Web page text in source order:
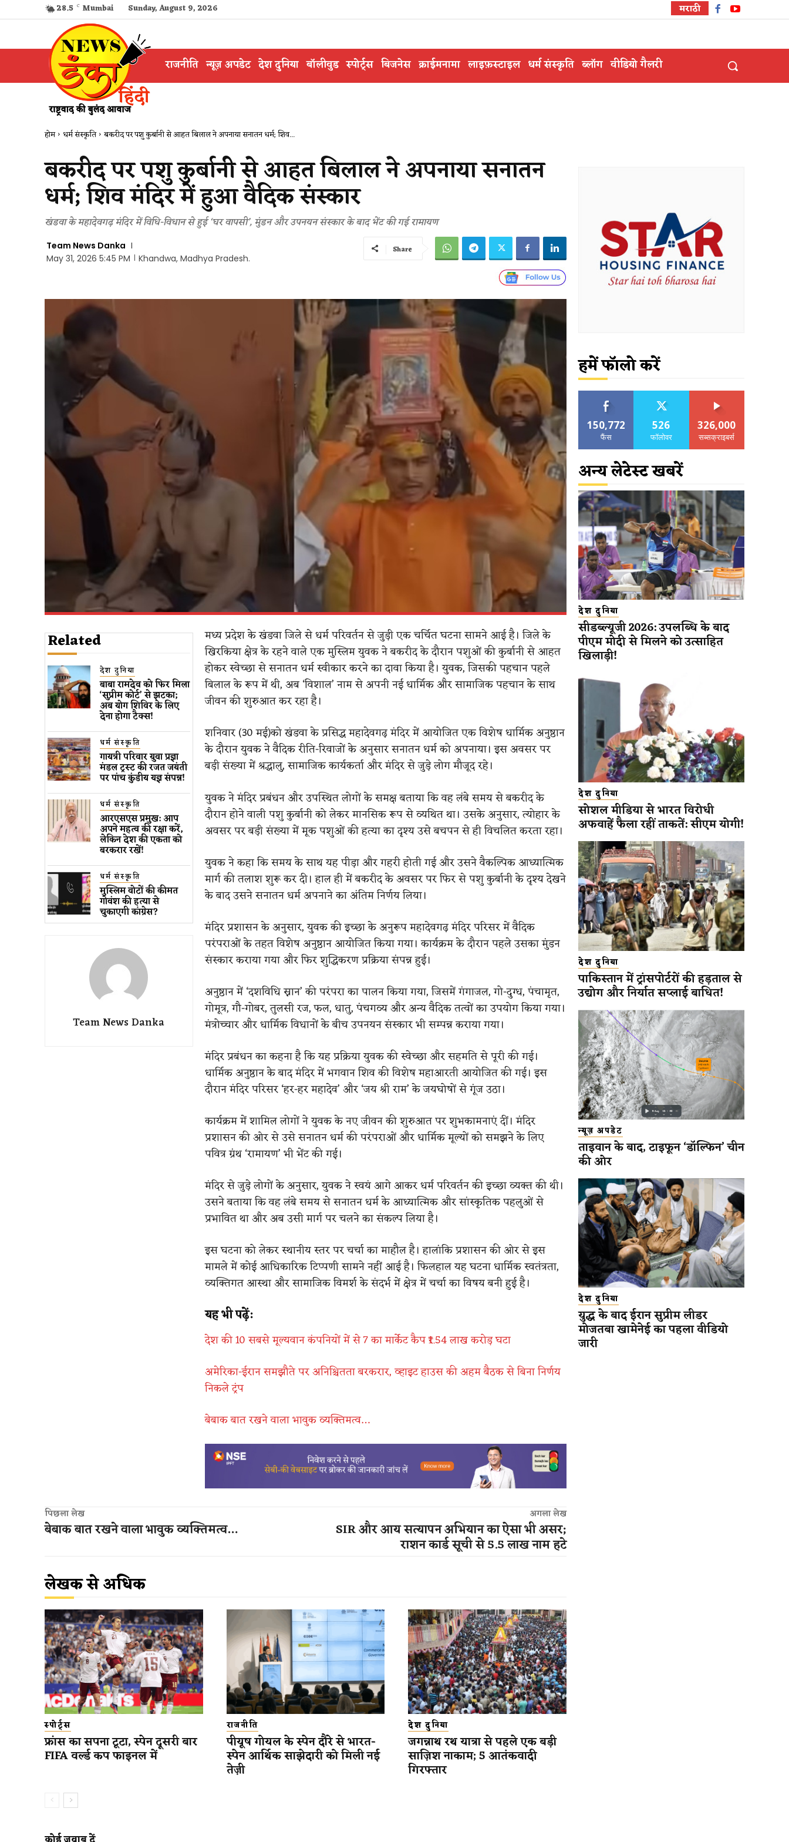
28.5 C Mumbai Sunday, August 9, 2026 मराठी
राजनीति न्यूज़ अपडेट देश दुनिया बॉलीवुड स्पोर्ट्स बिजनेस क्राईमनामा लाइफ़स्टाइल धर्म संस्कृति ब्लॉग वीडियो गैलरी
होम धर्म संस्कृति बकरीद पर पशु कुर्बानी से आहत बिलाल ने अपनाया सनातन धर्म; शिव...
बकरीद पर पशु कुर्बानी से आहत बिलाल ने अपनाया सनातन
धर्म; शिव मंदिर में हुआ वैदिक संस्कार
खंडवा के महादेवगढ़ मंदिर में विधि-विधान से हुई ‘घर वापसी’, मुंडन और उपनयन संस्कार के बाद भेंट की गई रामायण
Team News Danka
May 31, 2026 5:45 PM
Khandwa, Madhya Pradesh.
Share
Related
देश दुनिया
बाबा रामदेव को फिर मिला
‘सुप्रीम कोर्ट’ ​से​ झटका;
अब योग शिविर के लिए
देना होगा टैक्स​!
धर्म संस्कृति
गायत्री परिवार युवा प्रज्ञा
मंडल ट्रस्ट की रजत जयंती
पर पांच कुंडीय यज्ञ संपन्न!
धर्म संस्कृति
आरएसएस प्रमुख: आप
अपने महत्व की रक्षा करें,
लेकिन देश की एकता को
बरकरार रखें!
धर्म संस्कृति
मुस्लिम वोटों की कीमत
गोवंश की हत्या से
चुकाएगी कांग्रेस?
Team News Danka
मध्य प्रदेश के खंडवा जिले से धर्म परिवर्तन से जुड़ी एक चर्चित घटना सामने आई है। जिले के
खिरकिया क्षेत्र के रहने वाले एक मुस्लिम युवक ने बकरीद के दौरान पशुओं की कुर्बानी से आहत
होकर स्वेच्छा से सनातन धर्म स्वीकार करने का दावा किया है। युवक, जिसकी पहचान पहले
बिलाल के रूप में थी, अब ‘विशाल’ नाम से अपनी नई धार्मिक और सामाजिक पहचान के साथ
जीवन की शुरुआत कर रहा है।
शनिवार (30 मई)को खंडवा के प्रसिद्ध महादेवगढ़ मंदिर में आयोजित एक विशेष धार्मिक अनुष्ठान
के दौरान युवक ने वैदिक रीति-रिवाजों के अनुसार सनातन धर्म को अपनाया। इस अवसर पर
बड़ी संख्या में श्रद्धालु, सामाजिक कार्यकर्ता और मंदिर से जुड़े लोग मौजूद रहे।
युवक ने मंदिर प्रबंधन और उपस्थित लोगों के समक्ष बताया कि वह लंबे समय से बकरीद के
दौरान होने वाली पशु कुर्बानी को लेकर मानसिक रूप से व्यथित था। उसके अनुसार, त्योहार के
अवसर पर बड़ी संख्या में मूक पशुओं की हत्या का दृश्य उसे बचपन से ही विचलित करता रहा।
युवक ने कहा कि समय के साथ यह पीड़ा और गहरी होती गई और उसने वैकल्पिक आध्यात्मिक
मार्ग की तलाश शुरू कर दी। हाल ही में बकरीद के अवसर पर फिर से पशु कुर्बानी के दृश्य देखने
के बाद उसने सनातन धर्म अपनाने का अंतिम निर्णय लिया।
मंदिर प्रशासन के अनुसार, युवक की इच्छा के अनुरूप महादेवगढ़ मंदिर परिसर में वैदिक
परंपराओं के तहत विशेष अनुष्ठान आयोजित किया गया। कार्यक्रम के दौरान पहले उसका मुंडन
संस्कार कराया गया और फिर शुद्धिकरण प्रक्रिया संपन्न हुई।
अनुष्ठान में ‘दशविधि स्नान’ की परंपरा का पालन किया गया, जिसमें गंगाजल, गो-दुग्ध, पंचामृत,
गोमूत्र, गौ-गोबर, तुलसी रज, फल, धातु, पंचगव्य और अन्य वैदिक तत्वों का उपयोग किया गया।
मंत्रोच्चार और धार्मिक विधानों के बीच उपनयन संस्कार भी सम्पन्न कराया गया।
मंदिर प्रबंधन का कहना है कि यह प्रक्रिया युवक की स्वेच्छा और सहमति से पूरी की गई।
धार्मिक अनुष्ठान के बाद मंदिर में भगवान शिव की विशेष महाआरती आयोजित की गई। इस
दौरान मंदिर परिसर ‘हर-हर महादेव’ और ‘जय श्री राम’ के जयघोषों से गूंज उठा।
कार्यक्रम में शामिल लोगों ने युवक के नए जीवन की शुरुआत पर शुभकामनाएं दीं। मंदिर
प्रशासन की ओर से उसे सनातन धर्म की परंपराओं और धार्मिक मूल्यों को समझने के लिए
पवित्र ग्रंथ ‘रामायण’ भी भेंट की गई।
मंदिर से जुड़े लोगों के अनुसार, युवक ने स्वयं आगे आकर धर्म परिवर्तन की इच्छा व्यक्त की थी।
उसने बताया कि वह लंबे समय से सनातन धर्म के आध्यात्मिक और सांस्कृतिक पहलुओं से
प्रभावित था और अब उसी मार्ग पर चलने का संकल्प लिया है।
इस घटना को लेकर स्थानीय स्तर पर चर्चा का माहौल है। हालांकि प्रशासन की ओर से इस
मामले में कोई आधिकारिक टिप्पणी सामने नहीं आई है। फिलहाल यह घटना धार्मिक स्वतंत्रता,
व्यक्तिगत आस्था और सामाजिक विमर्श के संदर्भ में क्षेत्र में चर्चा का विषय बनी हुई है।
यह भी पढ़ें:
देश की 10 सबसे मूल्यवान कंपनियों में से 7 का मार्केट कैप ₹1.54 लाख करोड़ घटा
अमेरिका-ईरान समझौते पर अनिश्चितता बरकरार, व्हाइट हाउस की अहम बैठक से बिना निर्णय
निकले ट्रंप
बेबाक बात रखने वाला भावुक व्यक्तिमत्व…
पिछला लेख
बेबाक बात रखने वाला भावुक व्यक्तिमत्व…
अगला लेख
SIR और आय सत्यापन अभियान का ऐसा भी असर;
राशन कार्ड सूची से 5.5 लाख नाम हटे
लेखक से अधिक
स्पोर्ट्स
फ्रांस का सपना टूटा, स्पेन दूसरी बार
FIFA वर्ल्ड कप फाइनल में
राजनीति
पीयूष गोयल के स्पेन दौरे से भारत-
स्पेन आर्थिक साझेदारी को मिली नई
तेज़ी
देश दुनिया
जगन्नाथ रथ यात्रा से पहले एक बड़ी
साज़िश नाकाम; 5 आतंकवादी
गिरफ्तार
हमें फॉलो करें
150,772
फैंस
526
फॉलोवर
326,000
सब्सक्राइबर्स
अन्य लेटेस्ट खबरें
देश दुनिया
सीडब्ल्यूजी 2026: उपलब्धि के बाद
पीएम मोदी से मिलने को उत्साहित
खिलाड़ी!
देश दुनिया
सोशल मीडिया से भारत विरोधी
अफवाहें फैला रहीं ताकतें: सीएम योगी!
देश दुनिया
पाकिस्तान में ट्रांसपोर्टरों की हड़ताल से
उद्योग और निर्यात सप्लाई बाधित!
न्यूज़ अपडेट
ताइवान के बाद, टाइफून ‘डॉल्फिन’ चीन
की ओर
देश दुनिया
युद्ध के बाद ईरान सुप्रीम लीडर
मोजतबा खामेनेई का पहला वीडियो
जारी